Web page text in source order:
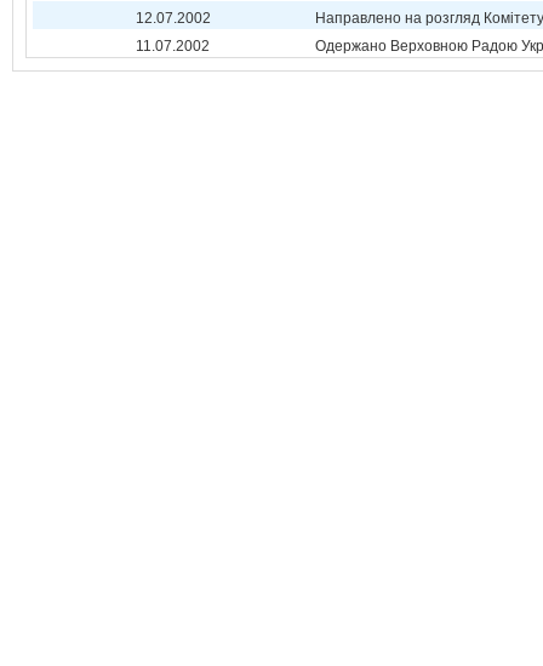
12.07.2002
Направлено на розгляд Комітету
11.07.2002
Одержано Верховною Радою